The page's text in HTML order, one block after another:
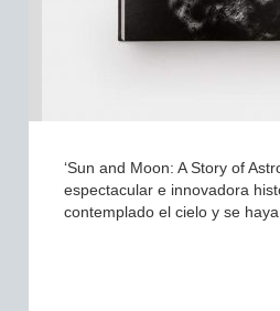
‘Sun and Moon: A Story of
espectacular e innovadora
contemplado el cielo y se